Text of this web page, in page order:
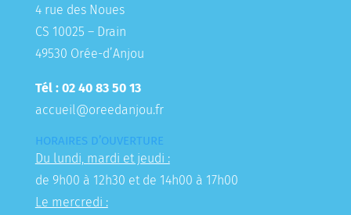
4 rue des Noues
CS 10025 – Drain
49530 Orée-d’Anjou
Tél : 02 40 83 50 13
accueil@oreedanjou.fr
HORAIRES D’OUVERTURE
Du lundi, mardi et jeudi :
de 9h00 à 12h30 et de 14h00 à 17h00
Le mercredi :